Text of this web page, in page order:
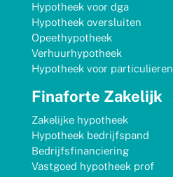
Hypotheek voor dga
Hypotheek oversluiten
Opeethypotheek
Verhuurhypotheek
Hypotheek voor particulieren
Finaforte Zakelijk
Zakelijke hypotheek
Hypotheek bedrijfspand
Bedrijfsfinanciering
Vastgoed hypotheek prof